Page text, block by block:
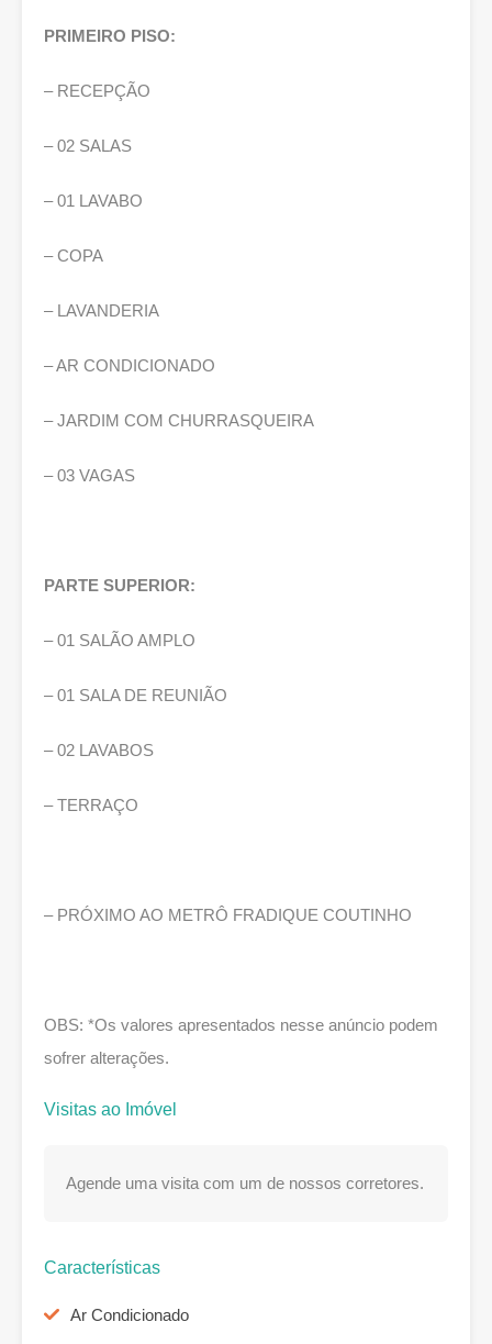
PRIMEIRO PISO:
– RECEPÇÃO
– 02 SALAS
– 01 LAVABO
– COPA
– LAVANDERIA
– AR CONDICIONADO
– JARDIM COM CHURRASQUEIRA
– 03 VAGAS
PARTE SUPERIOR:
– 01 SALÃO AMPLO
– 01 SALA DE REUNIÃO
– 02 LAVABOS
– TERRAÇO
– PRÓXIMO AO METRÔ FRADIQUE COUTINHO
OBS: *Os valores apresentados nesse anúncio podem
sofrer alterações.
Visitas ao Imóvel
Agende uma visita com um de nossos corretores.
Características
Ar Condicionado